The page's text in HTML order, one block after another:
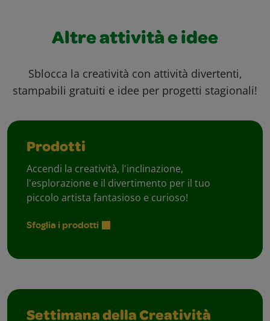
Altre attività e idee
Sblocca la creatività con attività divertenti,
stampabili gratuiti e idee per progetti stagionali!
Prodotti
Accendi la creatività, l'inclinazione,
l'esplorazione e il divertimento per il tuo
piccolo artista fantasioso e curioso!
Sfoglia i prodotti
Settimana della Creatività